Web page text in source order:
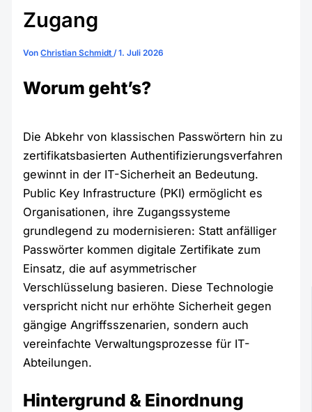
Zugang
VonChristian Schmidt/1. Juli 2026
Worum geht’s?
Die Abkehr von klassischen Passwörtern hin zu
zertifikatsbasierten Authentifizierungsverfahren
gewinnt in der IT-Sicherheit an Bedeutung.
Public Key Infrastructure (PKI) ermöglicht es
Organisationen, ihre Zugangssysteme
grundlegend zu modernisieren: Statt anfälliger
Passwörter kommen digitale Zertifikate zum
Einsatz, die auf asymmetrischer
Verschlüsselung basieren. Diese Technologie
verspricht nicht nur erhöhte Sicherheit gegen
gängige Angriffsszenarien, sondern auch
vereinfachte Verwaltungsprozesse für IT-
Abteilungen.
Hintergrund & Einordnung